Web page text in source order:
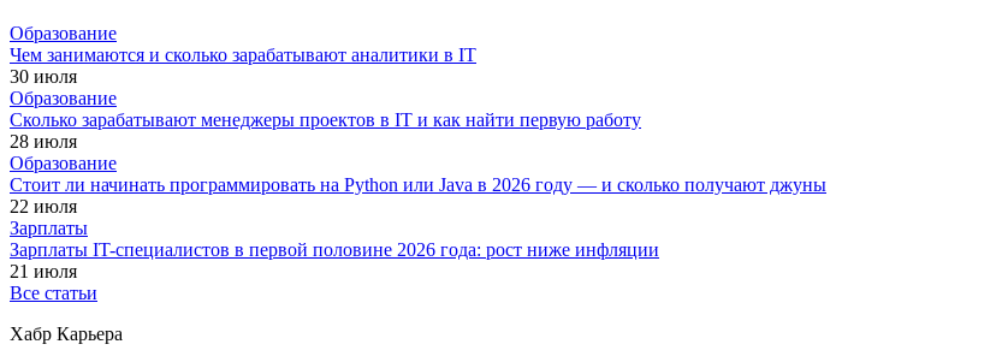
Образование
Чем занимаются и сколько зарабатывают аналитики в IT
30 июля
Образование
Сколько зарабатывают менеджеры проектов в IT и как найти первую работу
28 июля
Образование
Стоит ли начинать программировать на Python или Java в 2026 году — и сколько получают джуны
22 июля
Зарплаты
Зарплаты IT-специалистов в первой половине 2026 года: рост ниже инфляции
21 июля
Все статьи
Хабр Карьера